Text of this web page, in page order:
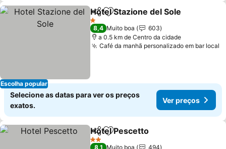
Escolha popular
PartilharAdicionar aos favoritos
Hotel Stazione del Sole
1 Estrelas
8,4 Muito boa
603
a 0.5 km de Centro da cidade
Café da manhã personalizado em bar local
Selecione as datas para ver os preços
exatos.
Ver preços
PartilharAdicionar aos favoritos
Hotel Pescetto
2 Estrelas
8,1 Muito boa
494